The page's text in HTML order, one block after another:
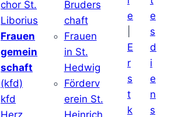
chor St.
Liborius
Frauen
gemein
schaft
(kfd)
kfd
Herz
Bruders
chaft
Frauen
in St.
Hedwig
Förderv
erein St.
Heinrich
e
E
r
s
t
k
e
s
d
i
e
n
s